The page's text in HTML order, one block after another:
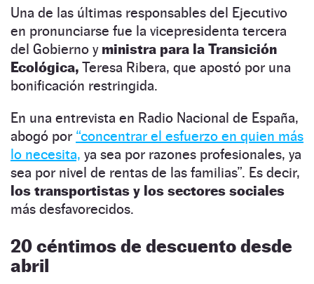
Una de las últimas responsables del Ejecutivo
en pronunciarse fue la vicepresidenta tercera
del Gobierno y ministra para la Transición
Ecológica, Teresa Ribera, que apostó por una
bonificación restringida.
En una entrevista en Radio Nacional de España,
abogó por “concentrar el esfuerzo en quien más
lo necesita, ya sea por razones profesionales, ya
sea por nivel de rentas de las familias”. Es decir,
los transportistas y los sectores sociales
más desfavorecidos.
20 céntimos de descuento desde
abril